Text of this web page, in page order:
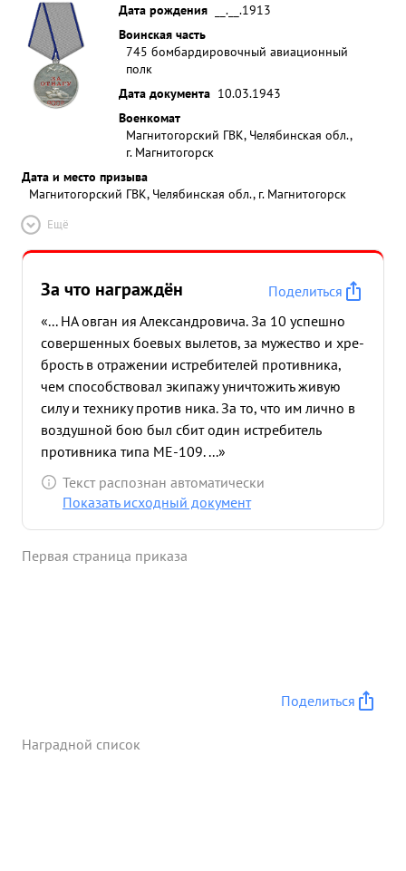
Дата рождения
__.__.1913
Воинская часть
745 бомбардировочный авиационный
полк
Дата документа 10.03.1943
Военкомат
Магнитогорский ГВК, Челябинская обл.,
г. Магнитогорск
Дата и место призыва
Магнитогорский ГВК, Челябинская обл., г. Магнитогорск
Ещё
За что награждён
Поделиться
«... НА овган ия Александровича. За 10 успешно
совершенных боевых вылетов, за мужество и хре-
брость в отражении истребителей противника,
чем способствовал экипажу уничтожить живую
силу и технику против ника. За то, что им лично в
воздушной бою был сбит один истребитель
противника типа МЕ-109. ...»
Текст распознан автоматически
Показать исходный документ
Первая страница приказа
Поделиться
Наградной список